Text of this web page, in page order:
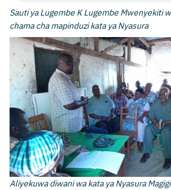
Sauti ya Lugembe K Lugembe Mwenyekiti
chama cha mapinduzi kata ya Nyasura
Aliyekuwa diwani wa kata ya Nyasura